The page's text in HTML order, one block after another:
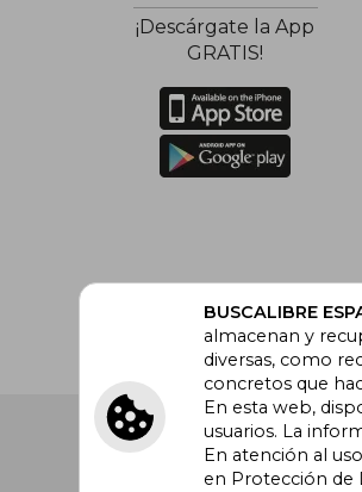
¡Descárgate la App
GRATIS!
Buscalibre España . Calle
Barcelona. Derechos
BUSCALIBRE
almacenan y
diversas, como
concretos que
En esta web,
usuarios. La
En atención al
en Protección de